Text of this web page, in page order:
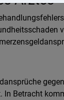
In Betracht